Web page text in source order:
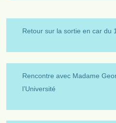
Retour sur la sortie en car du
Rencontre avec Madame
l’Université